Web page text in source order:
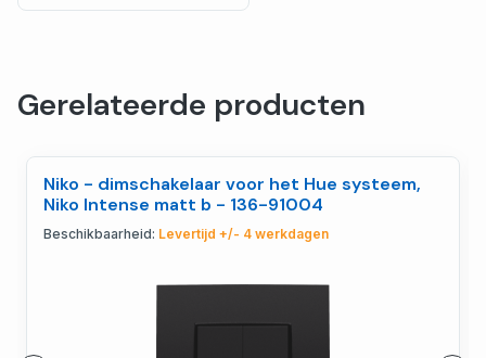
Gerelateerde producten
Niko - dimschakelaar voor het Hue systeem,
Niko Intense matt b - 136-91004
Beschikbaarheid: Levertijd +/- 4 werkdagen